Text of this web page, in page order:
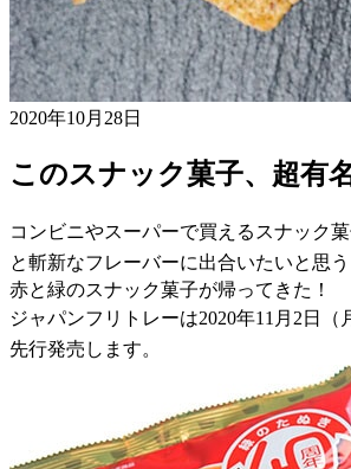
2020年10月28日
このスナック菓子、超有
コンビニやスーパーで買えるスナック
と斬新なフレーバーに出合いたいと思
赤と緑のスナック菓子が帰ってきた！
ジャパンフリトレーは2020年11月2日
先行発売します。